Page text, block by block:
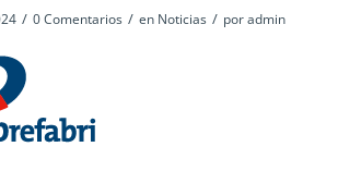
/ 0 Comentarios / en Noticias / poradmin